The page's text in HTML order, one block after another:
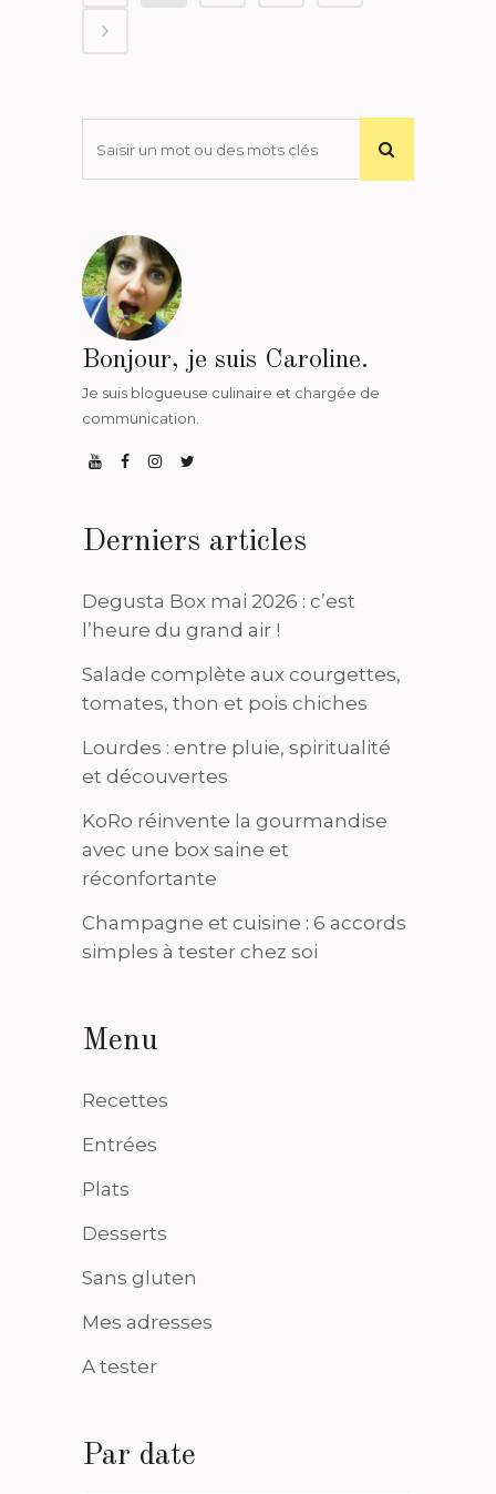
Bonjour, je suis Caroline.
Je suis blogueuse culinaire et chargée de
communication.
Derniers articles
Degusta Box mai 2026 : c’est
l’heure du grand air !
Salade complète aux courgettes,
tomates, thon et pois chiches
Lourdes : entre pluie, spiritualité
et découvertes
KoRo réinvente la gourmandise
avec une box saine et
réconfortante
Champagne et cuisine : 6 accords
simples à tester chez soi
Menu
Recettes
Entrées
Plats
Desserts
Sans gluten
Mes adresses
A tester
Par date